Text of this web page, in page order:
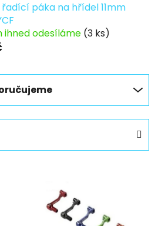
páka na hřídel 11mm
ihned odesíláme (3 ks)